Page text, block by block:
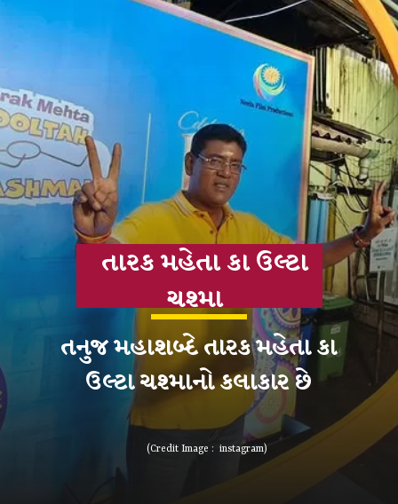
તનુજ મહાશબ્દે તારક મહેતા કા
તારક મહેતા કા ઉલ્ટા
ચશ્મા
(Credit Image : instagram)